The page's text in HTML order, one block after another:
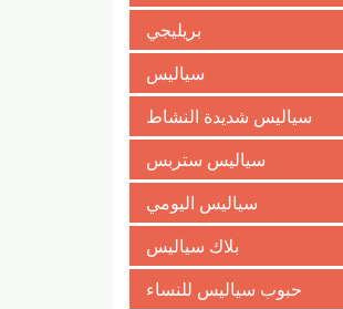
بريليجي
سياليس
سياليس شديدة النشاط
سياليس ستربس
سياليس اليومي
بلاك سياليس
حبوب سياليس للنساء